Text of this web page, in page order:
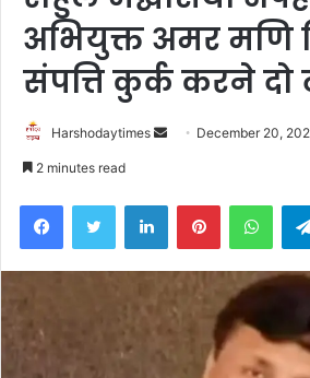
अभियुक्त अमर मणि
संपत्ति कुर्क करने दो
Harshodaytimes
Send December 20,
2 minutes read
FacebookTwitter LinkedInPinterest